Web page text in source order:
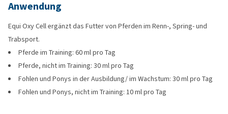
Anwendung
Equi Oxy Cell ergänzt das Futter von Pferden im Renn-, Spring- und
Trabsport.
Pferde im Training: 60 ml pro Tag
Pferde, nicht im Training: 30 ml pro Tag
Fohlen und Ponys in der Ausbildung/ im Wachstum: 30 ml pro Tag
Fohlen und Ponys, nicht im Training: 10 ml pro Tag